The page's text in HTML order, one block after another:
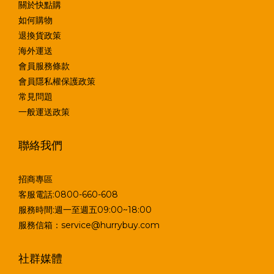
關於快點購
如何購物
退換貨政策
海外運送
會員服務條款
會員隱私權保護政策
常見問題
一般運送政策
聯絡我們
招商專區
客服電話:0800-660-608
服務時間:週一至週五09:00~18:00
服務信箱：service@hurrybuy.com
社群媒體